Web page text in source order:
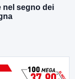
nel segno dei